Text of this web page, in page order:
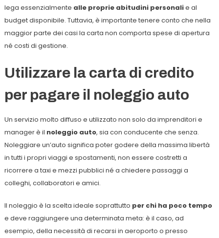
lega essenzialmente alle proprie abitudini personalie al
budget disponibile. Tuttavia, è importante tenere conto che nella
maggior parte dei casi la carta non comporta spese di apertura
né costi di gestione.
Utilizzare la carta di credito
per pagare il noleggio auto
Un servizio molto diffuso e utilizzato non solo da imprenditori e
manager è il noleggio auto, sia con conducente che senza.
Noleggiare un’auto significa poter godere della massima libertà
in tutti i propri viaggi e spostamenti, non essere costretti a
ricorrere a taxi e mezzi pubblici né a chiedere passaggi a
colleghi, collaboratori e amici.
Il noleggio è la scelta ideale soprattutto per chi ha poco tempo
e deve raggiungere una determinata meta: è il caso, ad
esempio, della necessità di recarsi in aeroporto o presso